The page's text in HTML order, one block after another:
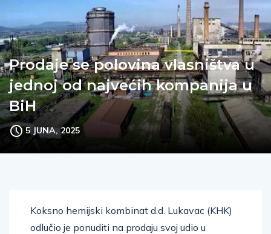
Prodaje se polovina vlasništva u
jednoj od najvećih kompanija u
BiH
5 JUNA, 2025
Koksno hemijski kombinat d.d. Lukavac (KHK)
odlučio je ponuditi na prodaju svoj udio u